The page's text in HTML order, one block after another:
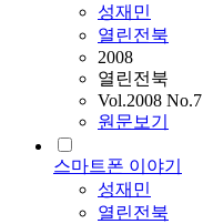
성재민
열린전북
2008
열린전북
Vol.2008 No.7
원문보기
스마트폰 이야기
성재민
열린전북